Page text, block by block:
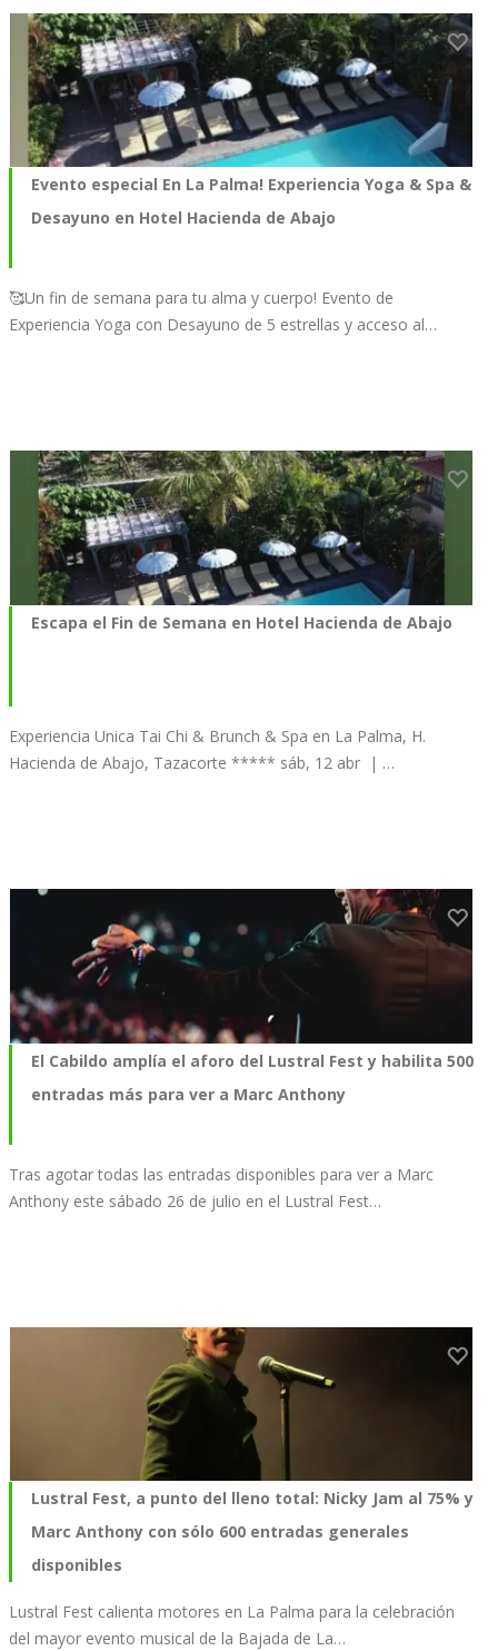
Evento especial En La Palma! Experiencia Yoga & Spa &
Desayuno en Hotel Hacienda de Abajo
🥰Un fin de semana para tu alma y cuerpo! Evento de
Experiencia Yoga con Desayuno de 5 estrellas y acceso al…
Escapa el Fin de Semana en Hotel Hacienda de Abajo
Experiencia Unica Tai Chi & Brunch & Spa en La Palma, H.
Hacienda de Abajo, Tazacorte ***** sáb, 12 abr | …
El Cabildo amplía el aforo del Lustral Fest y habilita 500
entradas más para ver a Marc Anthony
Tras agotar todas las entradas disponibles para ver a Marc
Anthony este sábado 26 de julio en el Lustral Fest…
Lustral Fest, a punto del lleno total: Nicky Jam al 75% y
Marc Anthony con sólo 600 entradas generales
disponibles
Lustral Fest calienta motores en La Palma para la celebración
del mayor evento musical de la Bajada de La…